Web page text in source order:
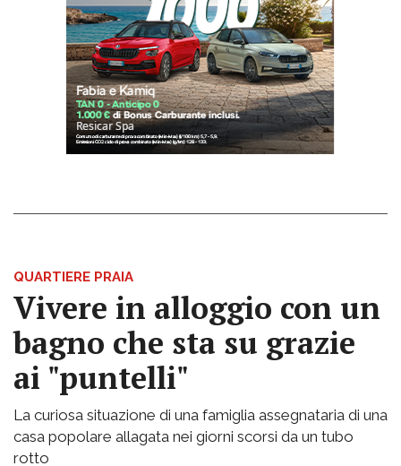
QUARTIERE PRAIA
Vivere in alloggio con un
bagno che sta su grazie
ai "puntelli"
La curiosa situazione di una famiglia assegnataria di una
casa popolare allagata nei giorni scorsi da un tubo
rotto